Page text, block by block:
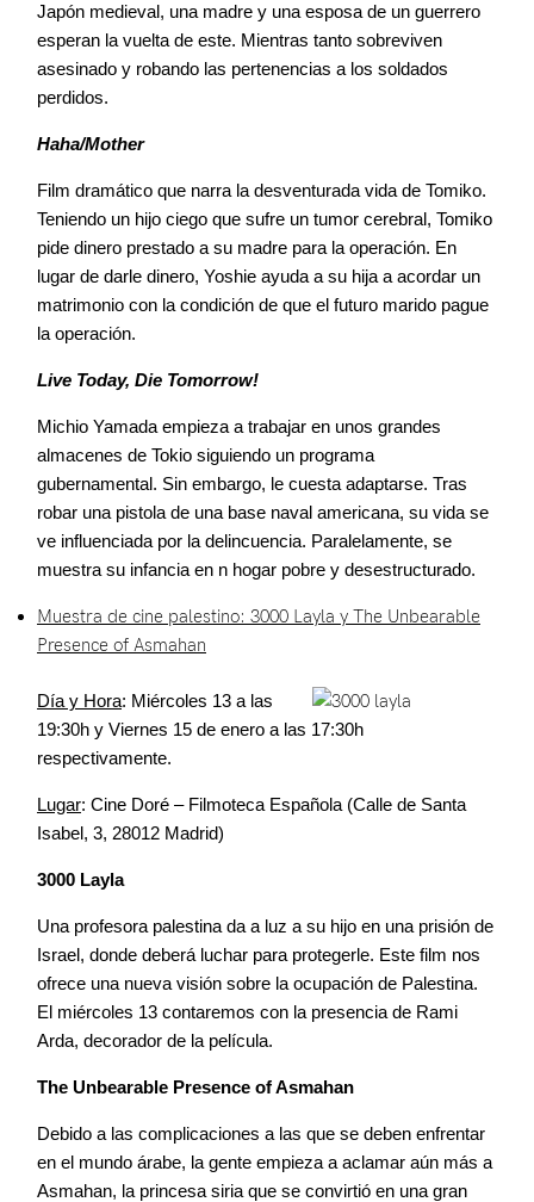
Japón medieval, una madre y una esposa de un guerrero
esperan la vuelta de este. Mientras tanto sobreviven
asesinado y robando las pertenencias a los soldados
perdidos.
Haha/Mother
Film dramático que narra la desventurada vida de Tomiko.
Teniendo un hijo ciego que sufre un tumor cerebral, Tomiko
pide dinero prestado a su madre para la operación. En
lugar de darle dinero, Yoshie ayuda a su hija a acordar un
matrimonio con la condición de que el futuro marido pague
la operación.
Live Today, Die Tomorrow!
Michio Yamada empieza a trabajar en unos grandes
almacenes de Tokio siguiendo un programa
gubernamental. Sin embargo, le cuesta adaptarse. Tras
robar una pistola de una base naval americana, su vida se
ve influenciada por la delincuencia. Paralelamente, se
muestra su infancia en n hogar pobre y desestructurado.
Muestra de cine palestino: 3000 Layla y The Unbearable
Presence of Asmahan
Día y Hora: Miércoles 13 a las
19:30h y Viernes 15 de enero a las 17:30h
respectivamente.
Lugar: Cine Doré – Filmoteca Española (Calle de Santa
Isabel, 3, 28012 Madrid)
3000 Layla
Una profesora palestina da a luz a su hijo en una prisión de
Israel, donde deberá luchar para protegerle. Este film nos
ofrece una nueva visión sobre la ocupación de Palestina.
El miércoles 13 contaremos con la presencia de Rami
Arda, decorador de la película.
The Unbearable Presence of Asmahan
Debido a las complicaciones a las que se deben enfrentar
en el mundo árabe, la gente empieza a aclamar aún más a
Asmahan, la princesa siria que se convirtió en una gran